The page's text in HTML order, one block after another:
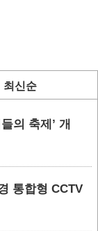
최신순
의 축제’ 개
통합형 CCTV